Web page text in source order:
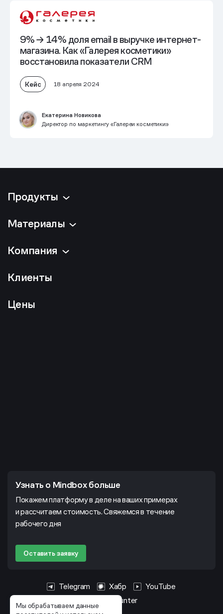
Мы обрабатываем данные
9% → 14% доля email в выручке интернет-
магазина. Как «Галерея косметики»
восстановила показатели CRM
Кейс 18 апреля 2024
Екатерина Новикова
Директор по маркетингу «Галереи косметики»
Продукты
Материалы
Компания
Клиенты
Цены
Узнать о Mindbox больше
Покажем платформу в деле на ваших примерах
и рассчитаем стоимость. Свяжемся в течение
рабочего дня
Оставить заявку
Telegram Хабр
YouTube
HeadHunter